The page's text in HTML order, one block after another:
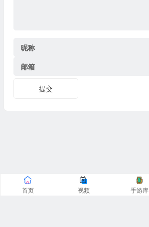
昵称
邮箱
提交
首页 视频 手游库